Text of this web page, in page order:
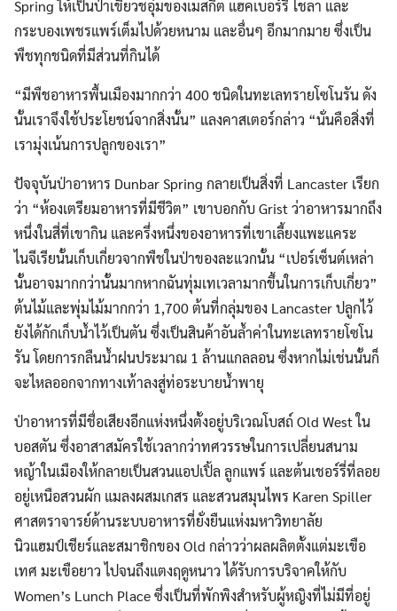
Spring ให้เป็นป่าเขียวชอุ่มของเมสกีต แฮคเบอร์รี่ โชลา และ
กระบองเพชรแพร์เต็มไปด้วยหนาม และอื่นๆ อีกมากมาย ซึ่งเป็น
พืชทุกชนิดที่มีส่วนที่กินได้
“มีพืชอาหารพื้นเมืองมากกว่า 400 ชนิดในทะเลทรายโซโนรัน ดัง
นั้นเราจึงใช้ประโยชน์จากสิ่งนั้น” แลงคาสเตอร์กล่าว “นั่นคือสิ่งที่
เรามุ่งเน้นการปลูกของเรา”
ปัจจุบันป่าอาหาร Dunbar Spring กลายเป็นสิ่งที่ Lancaster เรียก
ว่า “ห้องเตรียมอาหารที่มีชีวิต” เขาบอกกับ Grist ว่าอาหารมากถึง
หนึ่งในสี่ที่เขากิน และครึ่งหนึ่งของอาหารที่เขาเลี้ยงแพะแคระ
ไนจีเรียนั้นเก็บเกี่ยวจากพืชในป่าของละแวกนั้น “เปอร์เซ็นต์เหล่า
นั้นอาจมากกว่านั้นมากหากฉันทุ่มเทเวลามากขึ้นในการเก็บเกี่ยว”
ต้นไม้และพุ่มไม้มากกว่า 1,700 ต้นที่กลุ่มของ Lancaster ปลูกไว้
ยังได้กักเก็บน้ำไว้เป็นตัน ซึ่งเป็นสินค้าอันล้ำค่าในทะเลทรายโซโน
รัน โดยการกลืนน้ำฝนประมาณ 1 ล้านแกลลอน ซึ่งหากไม่เช่นนั้นก็
จะไหลออกจากทางเท้าลงสู่ท่อระบายน้ำพายุ
ป่าอาหารที่มีชื่อเสียงอีกแห่งหนึ่งตั้งอยู่บริเวณโบสถ์ Old West ใน
บอสตัน ซึ่งอาสาสมัครใช้เวลากว่าทศวรรษในการเปลี่ยนสนาม
หญ้าในเมืองให้กลายเป็นสวนแอปเปิ้ล ลูกแพร์ และต้นเชอร์รี่ที่ลอย
อยู่เหนือสวนผัก แมลงผสมเกสร และสวนสมุนไพร Karen Spiller
ศาสตราจารย์ด้านระบบอาหารที่ยั่งยืนแห่งมหาวิทยาลัย
นิวแฮมป์เชียร์และสมาชิกของ Old กล่าวว่าผลผลิตตั้งแต่มะเขือ
เทศ มะเขือยาว ไปจนถึงแตงฤดูหนาว ได้รับการบริจาคให้กับ
Women’s Lunch Place ซึ่งเป็นที่พักพิงสำหรับผู้หญิงที่ไม่มีที่อยู่